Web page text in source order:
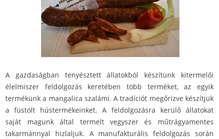
A gazdaságban tenyésztett állatokból készítünk kitermelői
élelmiszer feldolgozás keretében több terméket, az egyik
termékünk a mangalica szalámi. A tradíciót megőrizve készítjük
a füstölt hústermékeinket. A feldolgozásra kerülő állatokat
saját magunk által termelt vegyszer és műtrágyamentes
takarmánnyal hizlaljuk. A manufakturális feldolgozás során